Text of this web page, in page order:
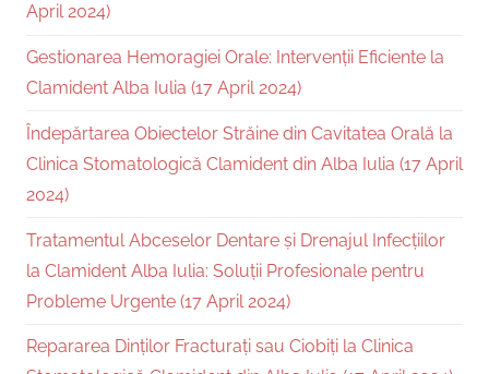
April 2024)
Gestionarea Hemoragiei Orale: Intervenții Eficiente la
Clamident Alba Iulia (17 April 2024)
Îndepărtarea Obiectelor Străine din Cavitatea Orală la
Clinica Stomatologică Clamident din Alba Iulia (17 April
2024)
Tratamentul Abceselor Dentare și Drenajul Infecțiilor
la Clamident Alba Iulia: Soluții Profesionale pentru
Probleme Urgente (17 April 2024)
Repararea Dinților Fracturați sau Ciobiți la Clinica